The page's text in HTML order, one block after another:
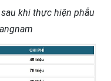
khi thực hiện phẫu